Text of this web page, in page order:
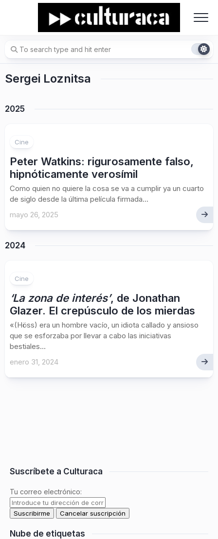
Sergei Loznitsa
2025
Cine
Peter Watkins: rigurosamente falso,
hipnóticamente verosímil
Como quien no quiere la cosa se va a cumplir ya un cuarto
de siglo desde la última película firmada...
mayo 26, 2025
2024
Cine
‘La zona de interés’, de Jonathan
Glazer. El crepúsculo de los mierdas
«(Höss) era un hombre vacío, un idiota callado y ansioso
que se esforzaba por llevar a cabo las iniciativas
bestiales...
enero 31, 2024
Suscríbete a Culturaca
Tu correo electrónico:
Nube de etiquetas